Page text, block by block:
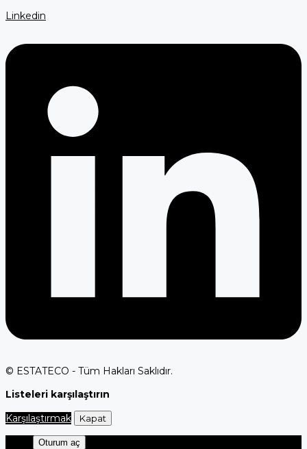
Linkedin
© ESTATECO - Tüm Hakları Saklıdır.
Listeleri karşılaştırın
Karşılaştırmak
Kapat
Oturum aç